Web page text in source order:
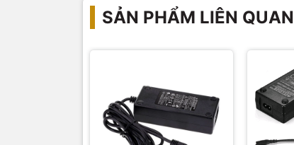
SẢN PHẨM LIÊN QUAN